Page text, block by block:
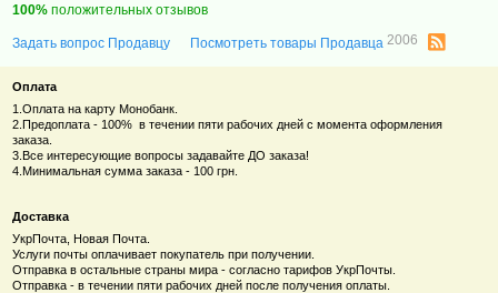
100% положительных отзывов
Задать вопрос Продавцу Посмотреть товары Продавца2006
Оплата
1.Оплата на карту Монобанк.
2.Предоплата - 100% в течении пяти рабочих дней с момента оформления
заказа.
3.Все интересующие вопросы задавайте ДО заказа!
4.Минимальная сумма заказа - 100 грн.
Доставка
УкрПочта, Новая Почта.
Услуги почты оплачивает покупатель при получении.
Отправка в остальные страны мира - согласно тарифов УкрПочты.
Отправка - в течении пяти рабочих дней после получения оплаты.